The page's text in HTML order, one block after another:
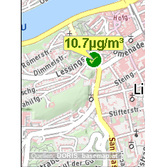
Quellen:DORIS, basemap.at